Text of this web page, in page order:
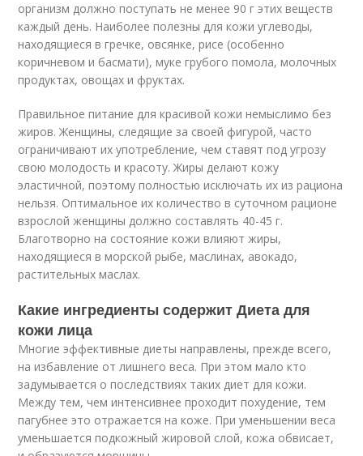
организм должно поступать не менее 90 г этих веществ
каждый день. Наиболее полезны для кожи углеводы,
находящиеся в гречке, овсянке, рисе (особенно
коричневом и басмати), муке грубого помола, молочных
продуктах, овощах и фруктах.
Правильное питание для красивой кожи немыслимо без
жиров. Женщины, следящие за своей фигурой, часто
ограничивают их употребление, чем ставят под угрозу
свою молодость и красоту. Жиры делают кожу
эластичной, поэтому полностью исключать их из рациона
нельзя. Оптимальное их количество в суточном рационе
взрослой женщины должно составлять 40-45 г.
Благотворно на состояние кожи влияют жиры,
находящиеся в морской рыбе, маслинах, авокадо,
растительных маслах.
Какие ингредиенты содержит Диета для
кожи лица
Многие эффективные диеты направлены, прежде всего,
на избавление от лишнего веса. При этом мало кто
задумывается о последствиях таких диет для кожи.
Между тем, чем интенсивнее проходит похудение, тем
пагубнее это отражается на коже. При уменьшении веса
уменьшается подкожный жировой слой, кожа обвисает,